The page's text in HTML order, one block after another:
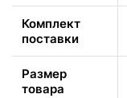
Комплект
поставки
Размер
товара